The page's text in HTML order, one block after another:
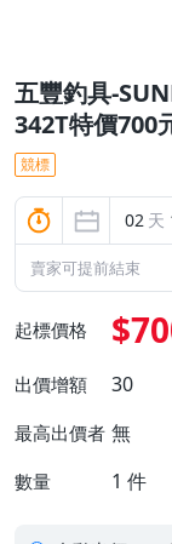
五豐釣具-
342T特價700
競標
02 天
賣家可提前結束
起標價格
出價增額 30
最高出價者 無
數量 1 件